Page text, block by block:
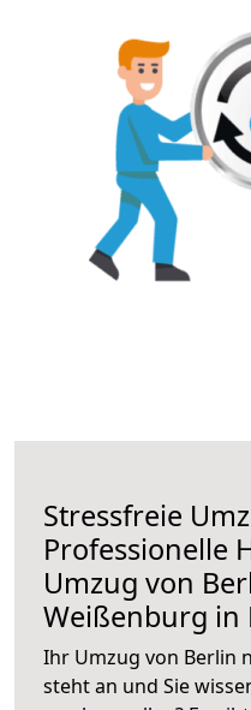
Stressfreie
Professionelle
Umzug von
Weißenburg in
Ihr Umzug von Berlin
steht an und Sie